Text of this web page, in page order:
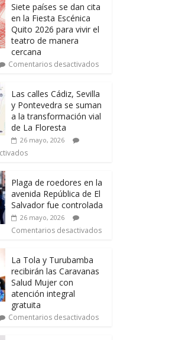
Siete países se dan cita
en la Fiesta Escénica
Quito 2026 para vivir el
teatro de manera
cercana
Comentarios desactivados
Las calles Cádiz, Sevilla
y Pontevedra se suman
a la transformación vial
de La Floresta
26 mayo, 2026
Plaga de roedores en la
avenida República de El
Salvador fue controlada
26 mayo, 2026
Comentarios desactivados
La Tola y Turubamba
recibirán las Caravanas
Salud Mujer con
atención integral
gratuita
Comentarios desactivados